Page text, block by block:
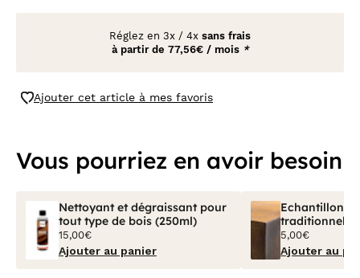
Réglez en 3x / 4x sans frais
à partir de 77,56€ / mois *
Ajouter cet article à mes favoris
Vous pourriez en avoir besoin
Nettoyant et dégraissant pour
tout type de bois (250ml)
15,00€
Ajouter au panier
Echantillon
traditionnel
5,00€
Ajouter au